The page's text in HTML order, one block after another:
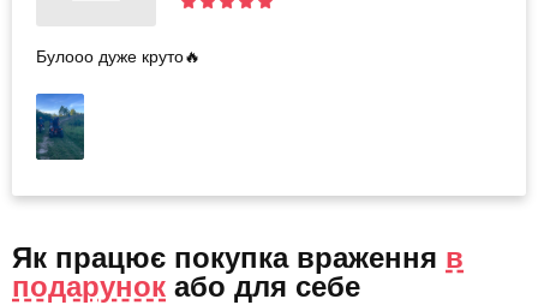
Булооо дуже круто🔥
Як працює покупка враження в
подарунок або для себе